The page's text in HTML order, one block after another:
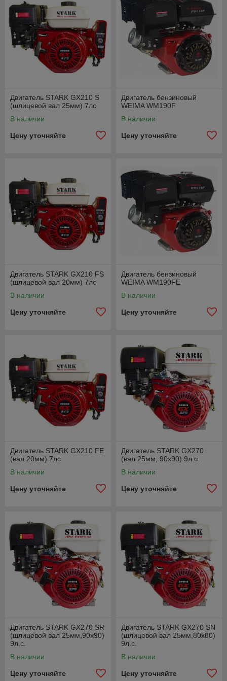
Двигатель STARK GX210 S
(шлицевой вал 25мм) 7лс
В наличии
Цену уточняйте
Двигатель бензиновый
WEIMA WM190F
В наличии
Цену уточняйте
Двигатель STARK GX210 FS
(шлицевой вал 20мм) 7лс
В наличии
Цену уточняйте
Двигатель бензиновый
WEIMA WM190FE
В наличии
Цену уточняйте
Двигатель STARK GX210 FE
(вал 20мм) 7лс
В наличии
Цену уточняйте
Двигатель STARK GX270
(вал 25мм, 90х90) 9л.с.
В наличии
Цену уточняйте
Двигатель STARK GX270 SR
(шлицевой вал 25мм,90x90)
9л.с.
В наличии
Цену уточняйте
Двигатель STARK GX270 SN
(шлицевой вал 25мм,80x80)
9л.с.
В наличии
Цену уточняйте